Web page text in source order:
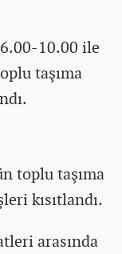
10.00 ile
taşıma
toplu taşıma
kısıtlandı.
arasında